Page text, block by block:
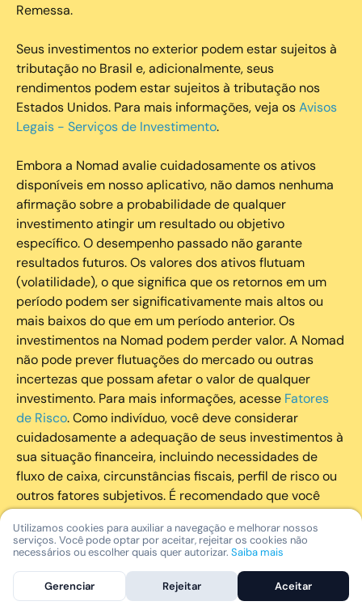
Remessa.
Seus investimentos no exterior podem estar sujeitos à
tributação no Brasil e, adicionalmente, seus
rendimentos podem estar sujeitos à tributação nos
Estados Unidos. Para mais informações, veja osAvisos
Legais - Serviços de Investimento.
Embora a Nomad avalie cuidadosamente os ativos
disponíveis em nosso aplicativo, não damos nenhuma
afirmação sobre a probabilidade de qualquer
investimento atingir um resultado ou objetivo
específico. O desempenho passado não garante
resultados futuros. Os valores dos ativos flutuam
(volatilidade), o que significa que os retornos em um
período podem ser significativamente mais altos ou
mais baixos do que em um período anterior. Os
investimentos na Nomad podem perder valor. A Nomad
não pode prever flutuações do mercado ou outras
incertezas que possam afetar o valor de qualquer
investimento. Para mais informações, acesse Fatores
de Risco. Como indivíduo, você deve considerar
cuidadosamente a adequação de seus investimentos à
sua situação financeira, incluindo necessidades de
fluxo de caixa, circunstâncias fiscais, perfil de risco ou
outros fatores subjetivos. É recomendado que você
utilize todos os recursos disponíveis para se informar
sobre investimentos de maneira geral e sobre a
composição geral de seu portfólio. Questões fiscais ou
legais relativas aos investimentos realizados através da
Nomad devem ser obtidas pelos próprios clientes. A
Utilizamos cookies para auxiliar a navegação e melhorar nossos
serviços. Você pode optar por aceitar, rejeitar os cookies não
necessários ou escolher quais quer autorizar. Saiba mais
Gerenciar Rejeitar Aceitar